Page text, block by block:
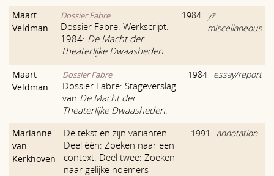
Maart
Veldman
Dossier Fabre
Dossier Fabre: Werkscript.
1984: De Macht der
Theaterlijke Dwaasheden.
1984
yz
miscellaneous
Maart
Veldman
Dossier Fabre
Dossier Fabre: Stageverslag
van De Macht der
Theaterlijke Dwaasheden
1984 essay/report
Marianne
van
Kerkhoven
De tekst en zijn varianten.
Deel één: Zoeken naar een
context. Deel twee: Zoeken
naar gelijke noemers
1991 annotation